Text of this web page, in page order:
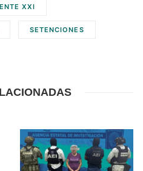
XXI
SETENCIONES